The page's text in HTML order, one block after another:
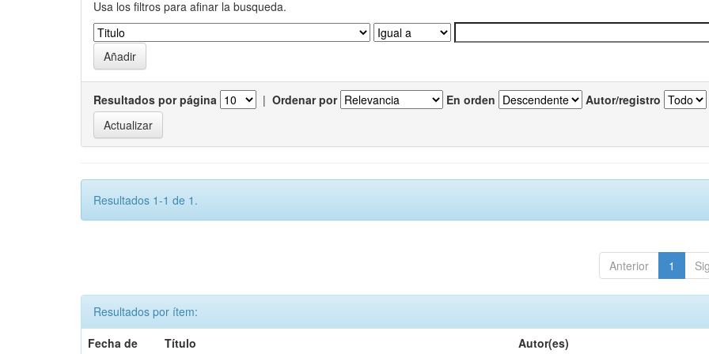
Usa los filtros para afinar la busqueda.
Resultados por página | Ordenar por En orden Autor/registro
Resultados 1-1 de 1.
Anterior 1
Resultados por ítem:
Fecha de
Título Autor(es)